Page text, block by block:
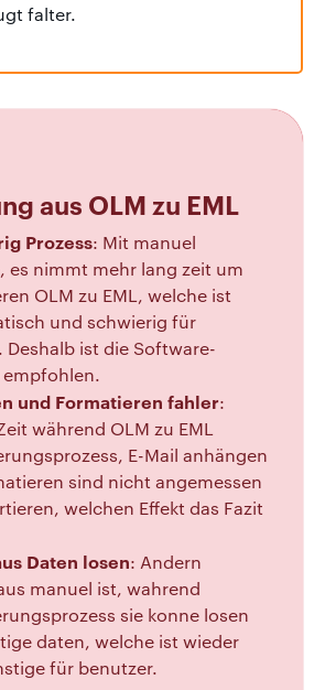
falter.
aus OLM zu EML
Prozess: Mit manuel
es nimmt mehr lang zeit um
OLM zu EML, welche ist
und schwierig für
Deshalb ist die Software-
und Formatieren fahler:
während OLM zu EML
E-Mail anhängen
sind nicht angemessen
welchen Effekt das Fazit
Daten losen: Andern
manuel ist, wahrend
sie konne losen
daten, welche ist wieder
für benutzer.